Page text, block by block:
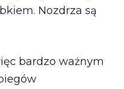
Nozdrza są
bardzo ważnym